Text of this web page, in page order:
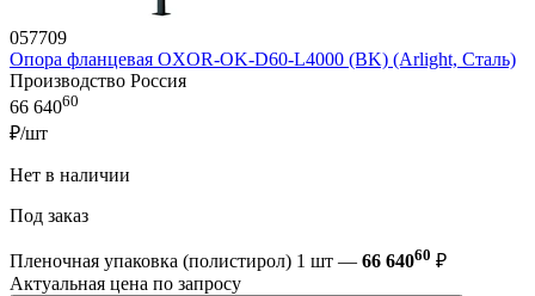
057709
Опора фланцевая OXOR-OK-D60-L4000 (BK) (Arlight, Сталь)
Производство Россия
66 64060
₽/шт
Нет в наличии
Под заказ
Пленочная упаковка (полистирол) 1 шт — 66 64060 ₽
Актуальная цена по запросу